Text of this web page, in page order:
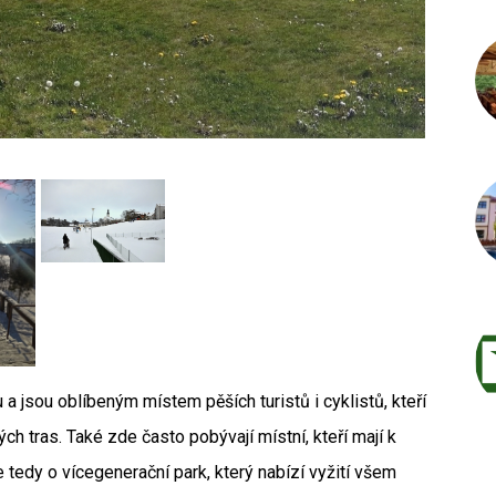
a jsou oblíbeným místem pěších turistů i cyklistů, kteří
tras. Také zde často pobývají místní, kteří mají k
o vícegenerační park, který nabízí vyžití všem